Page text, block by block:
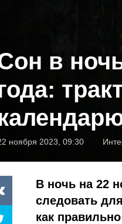
в
ноября 2023, 09:30
В ночь на 22
следовать
как